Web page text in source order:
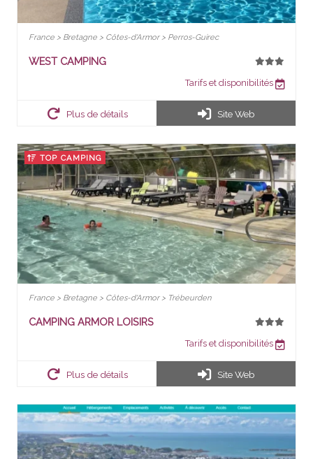
France > Bretagne > Côtes-d'Armor > Perros-Guirec
WEST CAMPING
Tarifs et disponibilités
Plus de détails Site Web
TOP CAMPING
France > Bretagne > Côtes-d'Armor > Trébeurden
CAMPING ARMOR LOISIRS
Tarifs et disponibilités
Plus de détails Site Web